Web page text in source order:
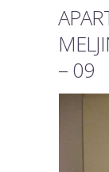
– 09